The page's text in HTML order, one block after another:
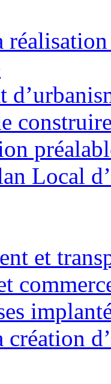
réalisation
Local
et
création